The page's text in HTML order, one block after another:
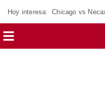
Hoy interesa: Chicago vs